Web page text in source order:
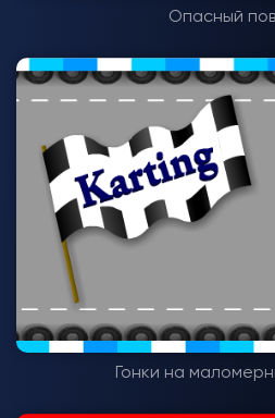
Опасный
Гонки на